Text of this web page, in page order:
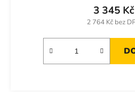
2 764 Kč bez
3 345 Kč